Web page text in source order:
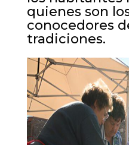
quienes son
conocedores
tradiciones.